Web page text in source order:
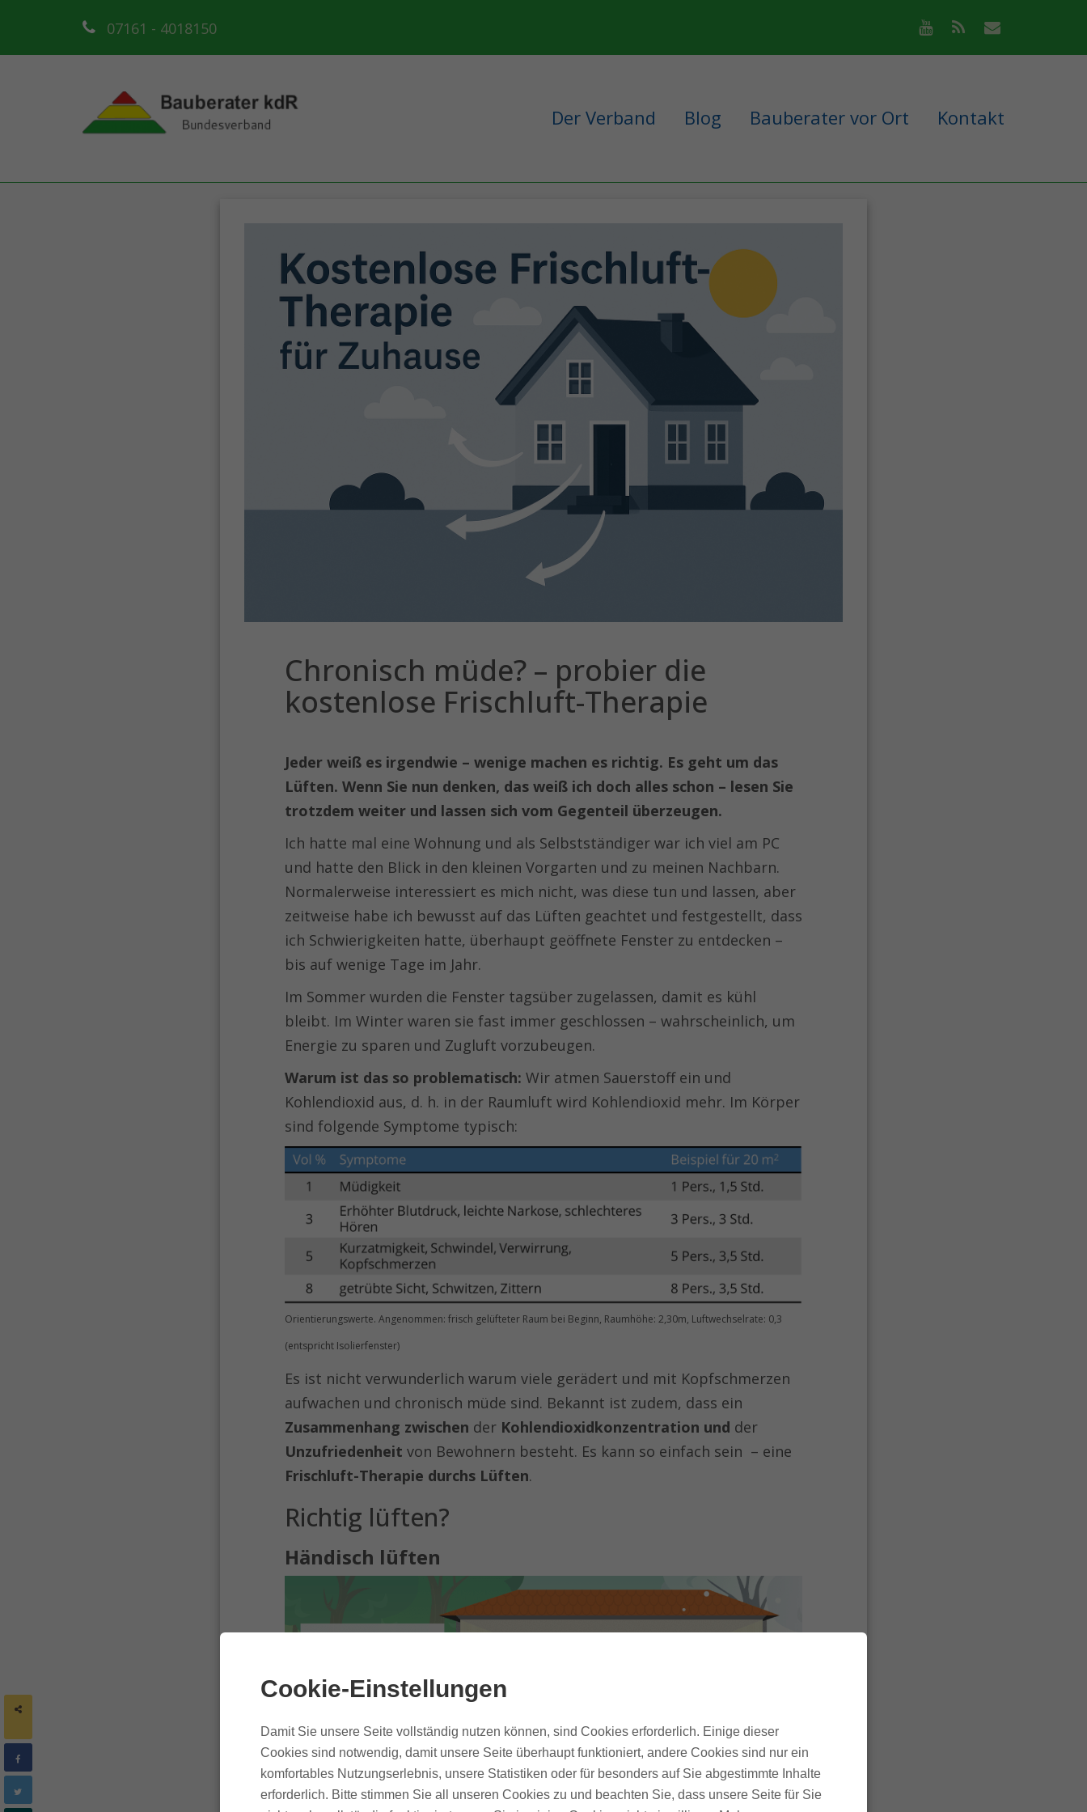
07161 - 4018150
Der Verband Blog Bauberater vor Ort Kontakt
Chronisch müde? – probier die
kostenlose Frischluft-Therapie
Jeder weiß es irgendwie – wenige machen es richtig. Es geht um das
Lüften. Wenn Sie nun denken, das weiß ich doch alles schon – lesen Sie
trotzdem weiter und lassen sich vom Gegenteil überzeugen.
Ich hatte mal eine Wohnung und als Selbstständiger war ich viel am PC
und hatte den Blick in den kleinen Vorgarten und zu meinen Nachbarn.
Normalerweise interessiert es mich nicht, was diese tun und lassen, aber
zeitweise habe ich bewusst auf das Lüften geachtet und festgestellt, dass
ich Schwierigkeiten hatte, überhaupt geöffnete Fenster zu entdecken –
bis auf wenige Tage im Jahr.
Im Sommer wurden die Fenster tagsüber zugelassen, damit es kühl
bleibt. Im Winter waren sie fast immer geschlossen – wahrscheinlich, um
Energie zu sparen und Zugluft vorzubeugen.
Warum ist das so problematisch: Wir atmen Sauerstoff ein und
Kohlendioxid aus, d. h. in der Raumluft wird Kohlendioxid mehr. Im Körper
sind folgende Symptome typisch:
Orientierungswerte. Angenommen: frisch gelüfteter Raum bei Beginn, Raumhöhe: 2,30m, Luftwechselrate: 0,3
(entspricht Isolierfenster)
Es ist nicht verwunderlich warum viele gerädert und mit Kopfschmerzen
aufwachen und chronisch müde sind. Bekannt ist zudem, dass ein
Zusammenhang zwischen der Kohlendioxidkonzentration und der
Unzufriedenheit von Bewohnern besteht. Es kann so einfach sein – eine
Frischluft-Therapie durchs Lüften.
Richtig lüften?
Händisch lüften
Cookie-Einstellungen
Damit Sie unsere Seite vollständig nutzen können, sind Cookies erforderlich. Einige dieser
Cookies sind notwendig, damit unsere Seite überhaupt funktioniert, andere Cookies sind nur ein
komfortables Nutzungserlebnis, unsere Statistiken oder für besonders auf Sie abgestimmte Inhalte
erforderlich. Bitte stimmen Sie all unseren Cookies zu und beachten Sie, dass unsere Seite für Sie